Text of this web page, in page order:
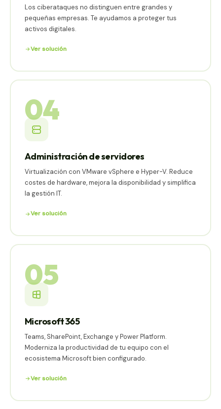
Los ciberataques no distinguen entre grandes y
pequeñas empresas. Te ayudamos a proteger tus
activos digitales.
Ver solución
04
Administración de servidores
Virtualización con VMware vSphere e Hyper-V. Reduce
costes de hardware, mejora la disponibilidad y simplifica
la gestión IT.
Ver solución
05
Microsoft 365
Teams, SharePoint, Exchange y Power Platform.
Moderniza la productividad de tu equipo con el
ecosistema Microsoft bien configurado.
Ver solución